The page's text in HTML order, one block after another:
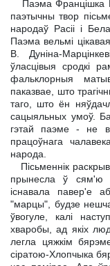
Паэма Францішка
паэтычны твор
народаў Расіі і
Паэма вельмі
В. Дуніна-
ўласцівыя сродкі
фальклорныя
паказвае, што
таго, што ён
сацыяльных умоў.
гэтай паэме - не
працоўнага
народа.
Пісьменнік
прынесла ў сям'ю
існавала павер'е
"марцы", будзе
ўвогуле, калі
хваробы, ад якіх
легла цяжкім
сіратою-Хлопчыка